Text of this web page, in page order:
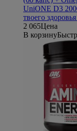
UniONE D3
твоего
2 065Цена
В корзину